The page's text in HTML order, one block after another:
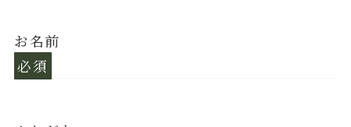
お名前
必須